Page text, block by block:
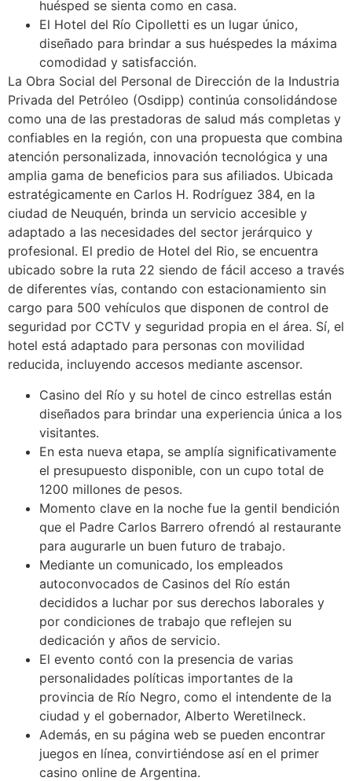
huésped se sienta como en casa.
El Hotel del Río Cipolletti es un lugar único,
diseñado para brindar a sus huéspedes la máxima
comodidad y satisfacción.
La Obra Social del Personal de Dirección de la Industria
Privada del Petróleo (Osdipp) continúa consolidándose
como una de las prestadoras de salud más completas y
confiables en la región, con una propuesta que combina
atención personalizada, innovación tecnológica y una
amplia gama de beneficios para sus afiliados. Ubicada
estratégicamente en Carlos H. Rodríguez 384, en la
ciudad de Neuquén, brinda un servicio accesible y
adaptado a las necesidades del sector jerárquico y
profesional. El predio de Hotel del Rio, se encuentra
ubicado sobre la ruta 22 siendo de fácil acceso a través
de diferentes vías, contando con estacionamiento sin
cargo para 500 vehículos que disponen de control de
seguridad por CCTV y seguridad propia en el área. Sí, el
hotel está adaptado para personas con movilidad
reducida, incluyendo accesos mediante ascensor.
Casino del Río y su hotel de cinco estrellas están
diseñados para brindar una experiencia única a los
visitantes.
En esta nueva etapa, se amplía significativamente
el presupuesto disponible, con un cupo total de
1200 millones de pesos.
Momento clave en la noche fue la gentil bendición
que el Padre Carlos Barrero ofrendó al restaurante
para augurarle un buen futuro de trabajo.
Mediante un comunicado, los empleados
autoconvocados de Casinos del Río están
decididos a luchar por sus derechos laborales y
por condiciones de trabajo que reflejen su
dedicación y años de servicio.
El evento contó con la presencia de varias
personalidades políticas importantes de la
provincia de Río Negro, como el intendente de la
ciudad y el gobernador, Alberto Weretilneck.
Además, en su página web se pueden encontrar
juegos en línea, convirtiéndose así en el primer
casino online de Argentina.